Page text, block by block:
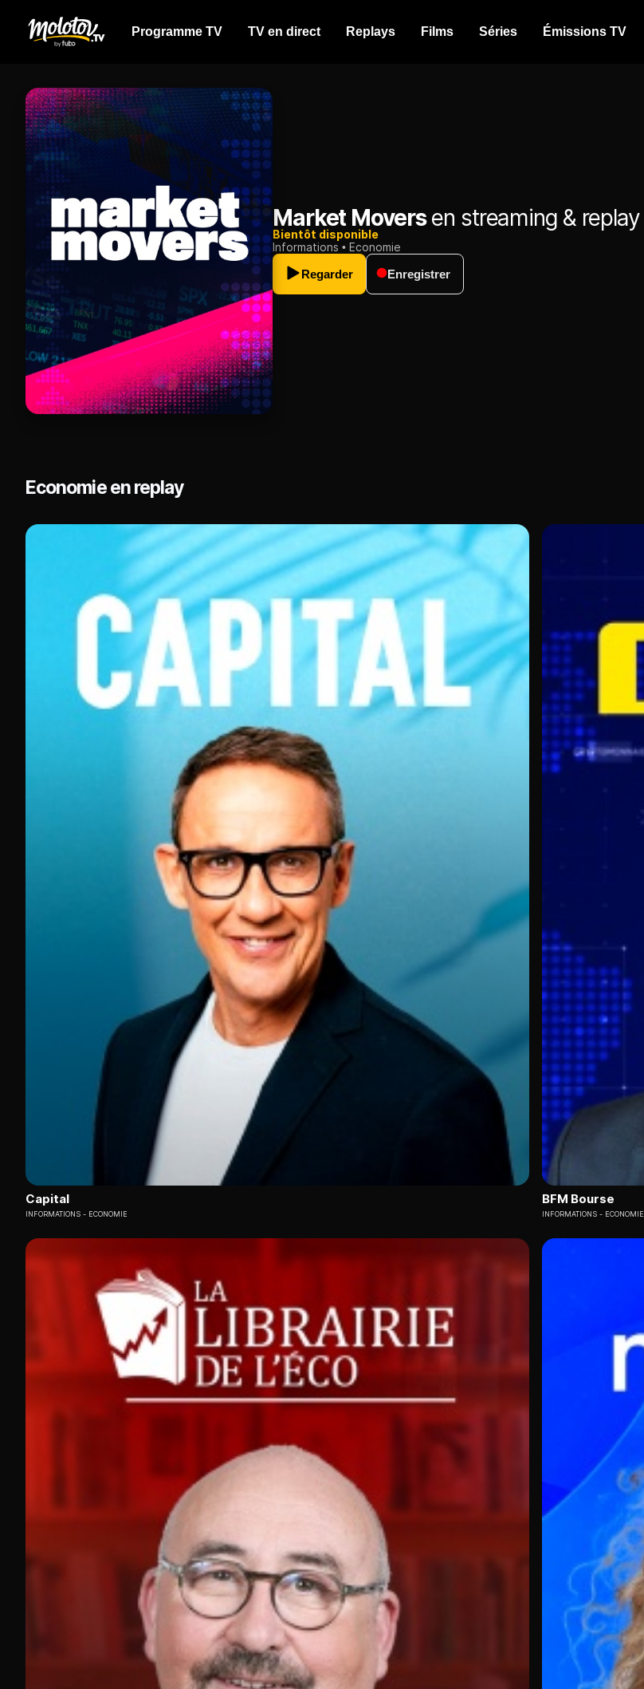
Programme TV TV en direct Replays Films Séries Émissions TV
Market Moversen streaming & replay
Bientôt disponible
Informations
Economie
Regarder
Enregistrer
Economie en replay
Capital
INFORMATIONS ECONOMIE
BFM Bourse
INFORMATIONS ECONOMIE